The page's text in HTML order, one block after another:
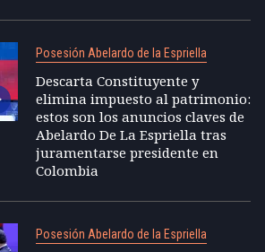
Posesión Abelardo de la Espriella
Descarta Constituyente y
elimina impuesto al patrimonio:
estos son los anuncios claves de
Abelardo De La Espriella tras
juramentarse presidente en
Colombia
Posesión Abelardo de la Espriella